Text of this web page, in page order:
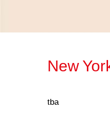
New
tba